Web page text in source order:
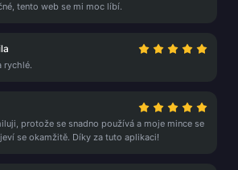
tento web se mi moc líbí.
rychlé.
protože se snadno používá a moje mince se
se okamžitě. Díky za tuto aplikaci!